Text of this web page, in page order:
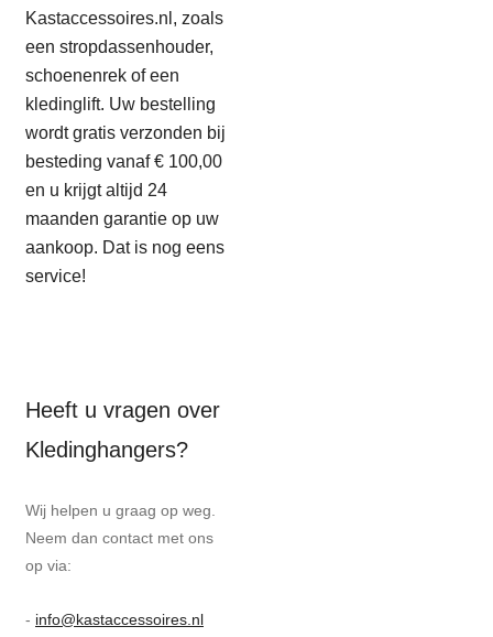
Kastaccessoires.nl, zoals
een stropdassenhouder,
schoenenrek of een
kledinglift. Uw bestelling
wordt gratis verzonden bij
besteding vanaf € 100,00
en u krijgt altijd 24
maanden garantie op uw
aankoop. Dat is nog eens
service!
Heeft u vragen over
Kledinghangers?
Wij helpen u graag op weg.
Neem dan contact met ons
op via:
- info@kastaccessoires.nl